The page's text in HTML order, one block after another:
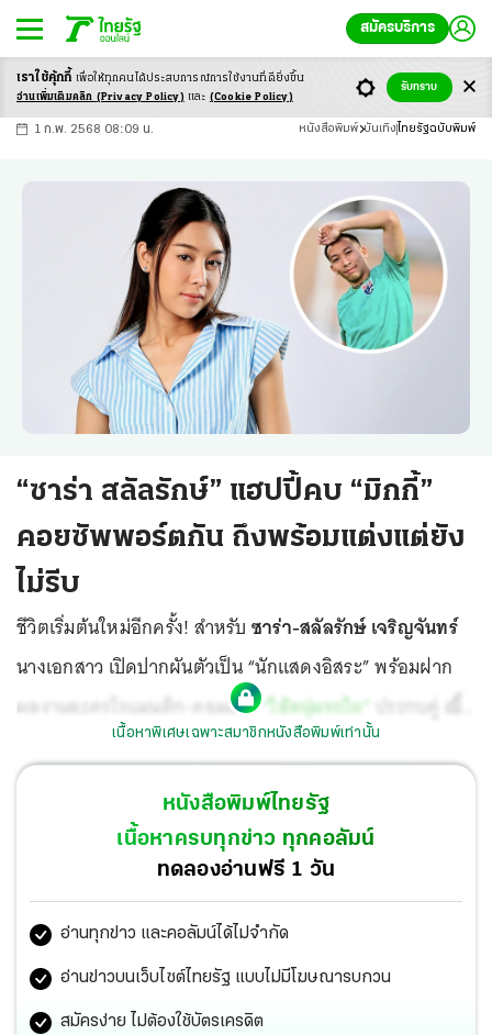
สมัครบริการ
-ก ก ก+
1 ก.พ. 2568 08:09 น. หนังสือพิมพ์ บันเทิง ไทยรัฐฉบับพิมพ์
“ซาร่า สลัลรักษ์” แฮปปี้คบ “มิกกี้”
คอยซัพพอร์ตกัน ถึงพร้อมแต่งแต่ยัง
ไม่รีบ
ชีวิตเริ่มต้นใหม่อีกครั้ง! สำหรับ ซาร่า-สลัลรักษ์ เจริญจันทร์
นางเอกสาว เปิดปากผันตัวเป็น “นักแสดงอิสระ” พร้อมฝาก
ผลงานละครโรแมนติก-คอมเมดี้“ไอ้หนุ่มรถไถ” ประกบคู่ เบิ้ล
ทางช่อง 8 เป็นการทิ้งทวน แถมกำลังเตรียมตัว
เตรียมใจรับราชการ “ทหาร” อยากทำให้ “ครอบครัว” ภูมิใจ
ส่วนสถานะหัวใจกับมิกกี้-ปฐมพลนักฟุตบอลทีมชาติไทย
หวานชื่นมื่นไม่เปลี่ยน ใน“คนดังนั่งคุย”
เนื้อหาพิเศษเฉพาะสมาชิกหนังสือพิมพ์เท่านั้น
หนังสือพิมพ์ไทยรัฐ
เนื้อหาครบทุกข่าว ทุกคอลัมน์
ทดลองอ่านฟรี 1 วัน
อ่านทุกข่าว และคอลัมน์ได้ไม่จำกัด
อ่านข่าวบนเว็บไซต์ไทยรัฐ แบบไม่มีโฆษณารบกวน
สมัครง่าย ไม่ต้องใช้บัตรเครดิต
เราใช้คุ้กกี้ เพื่อให้ทุกคนได้ประสบการณ์การใช้งานที่ดียิ่งขึ้น
อ่านเพิ่มเติมคลิก (Privacy Policy) และ (Cookie Policy)
รับทราบ